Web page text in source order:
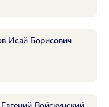
Исай Борисович